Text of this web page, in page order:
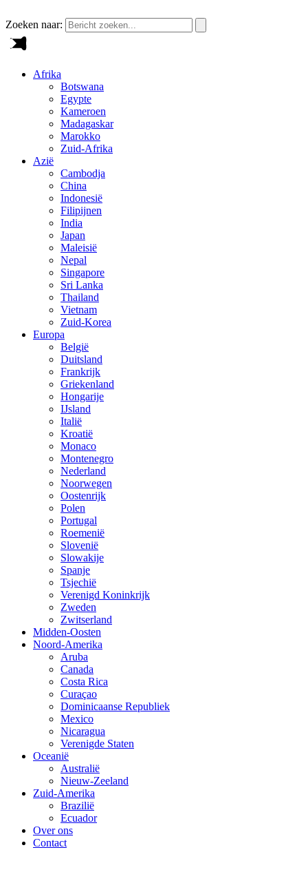
Zoeken naar:
Afrika
Botswana
Egypte
Kameroen
Madagaskar
Marokko
Zuid-Afrika
Azië
Cambodja
China
Indonesië
Filipijnen
India
Japan
Maleisië
Nepal
Singapore
Sri Lanka
Thailand
Vietnam
Zuid-Korea
Europa
België
Duitsland
Frankrijk
Griekenland
Hongarije
IJsland
Italië
Kroatië
Monaco
Montenegro
Nederland
Noorwegen
Oostenrijk
Polen
Portugal
Roemenië
Slovenië
Slowakije
Spanje
Tsjechië
Verenigd Koninkrijk
Zweden
Zwitserland
Midden-Oosten
Noord-Amerika
Aruba
Canada
Costa Rica
Curaçao
Dominicaanse Republiek
Mexico
Nicaragua
Verenigde Staten
Oceanië
Australië
Nieuw-Zeeland
Zuid-Amerika
Brazilië
Ecuador
Over ons
Contact